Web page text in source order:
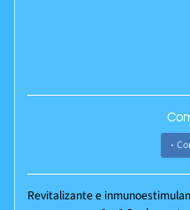
Revitalizante e